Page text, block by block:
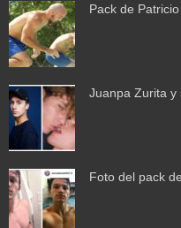
Pack de
Juanpa Zurita y
Foto del pack